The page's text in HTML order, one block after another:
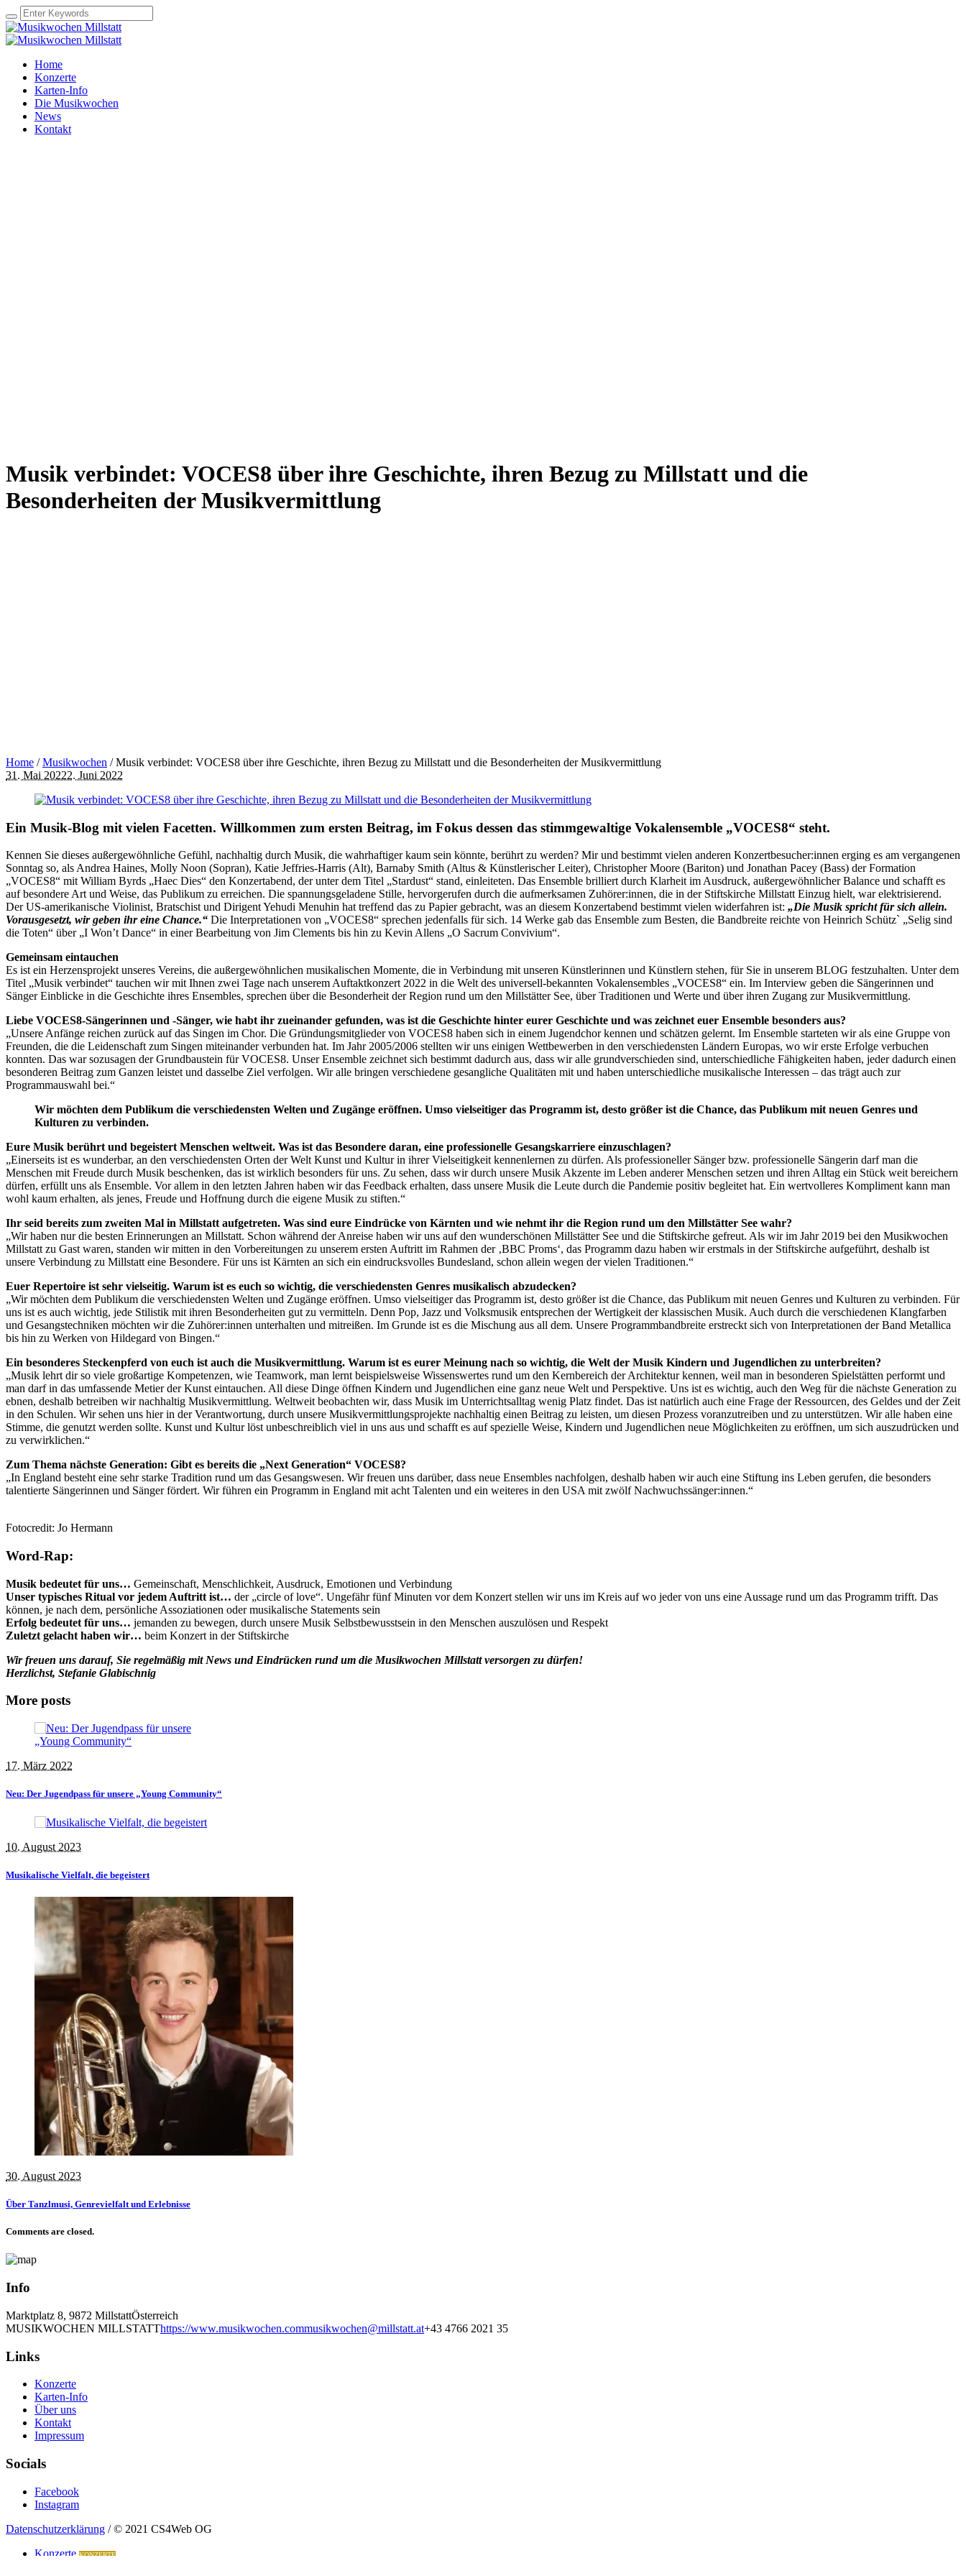
Home
Konzerte
Karten-Info
Die Musikwochen
News
Kontakt
Musik verbindet: VOCES8 über ihre Geschichte, ihren Bezug zu Millstatt und die
Besonderheiten der Musikvermittlung
Home /Musikwochen /Musik verbindet: VOCES8 über ihre Geschichte, ihren Bezug zu Millstatt und die Besonderheiten der Musikvermittlung
31. Mai 20222. Juni 2022
Ein Musik-Blog mit vielen Facetten. Willkommen zum ersten Beitrag, im Fokus dessen das stimmgewaltige Vokalensemble „VOCES8“ steht.
Kennen Sie dieses außergewöhnliche Gefühl, nachhaltig durch Musik, die wahrhaftiger kaum sein könnte, berührt zu werden? Mir und bestimmt vielen anderen Konzertbesucher:innen erging es am vergangenen
Sonntag so, als Andrea Haines, Molly Noon (Sopran), Katie Jeffries-Harris (Alt), Barnaby Smith (Altus & Künstlerischer Leiter), Christopher Moore (Bariton) und Jonathan Pacey (Bass) der Formation
„VOCES8“ mit William Byrds „Haec Dies“ den Konzertabend, der unter dem Titel „Stardust“ stand, einleiteten. Das Ensemble brilliert durch Klarheit im Ausdruck, außergewöhnlicher Balance und schafft es
auf besondere Art und Weise, das Publikum zu erreichen. Die spannungsgeladene Stille, hervorgerufen durch die aufmerksamen Zuhörer:innen, die in der Stiftskirche Millstatt Einzug hielt, war elektrisierend.
Der US-amerikanische Violinist, Bratschist und Dirigent Yehudi Menuhin hat treffend das zu Papier gebracht, was an diesem Konzertabend bestimmt vielen widerfahren ist: „Die Musik spricht für sich allein.
Vorausgesetzt, wir geben ihr eine Chance.“ Die Interpretationen von „VOCES8“ sprechen jedenfalls für sich. 14 Werke gab das Ensemble zum Besten, die Bandbreite reichte von Heinrich Schütz` „Selig sind
die Toten“ über „I Won’t Dance“ in einer Bearbeitung von Jim Clements bis hin zu Kevin Allens „O Sacrum Convivium“.
Gemeinsam eintauchen
Es ist ein Herzensprojekt unseres Vereins, die außergewöhnlichen musikalischen Momente, die in Verbindung mit unseren Künstlerinnen und Künstlern stehen, für Sie in unserem BLOG festzuhalten. Unter dem
Titel „Musik verbindet“ tauchen wir mit Ihnen zwei Tage nach unserem Auftaktkonzert 2022 in die Welt des universell-bekannten Vokalensembles „VOCES8“ ein. Im Interview geben die Sängerinnen und
Sänger Einblicke in die Geschichte ihres Ensembles, sprechen über die Besonderheit der Region rund um den Millstätter See, über Traditionen und Werte und über ihren Zugang zur Musikvermittlung.
Liebe VOCES8-Sängerinnen und -Sänger, wie habt ihr zueinander gefunden, was ist die Geschichte hinter eurer Geschichte und was zeichnet euer Ensemble besonders aus?
„Unsere Anfänge reichen zurück auf das Singen im Chor. Die Gründungsmitglieder von VOCES8 haben sich in einem Jugendchor kennen und schätzen gelernt. Im Ensemble starteten wir als eine Gruppe von
Freunden, die die Leidenschaft zum Singen miteinander verbunden hat. Im Jahr 2005/2006 stellten wir uns einigen Wettbewerben in den verschiedensten Ländern Europas, wo wir erste Erfolge verbuchen
konnten. Das war sozusagen der Grundbaustein für VOCES8. Unser Ensemble zeichnet sich bestimmt dadurch aus, dass wir alle grundverschieden sind, unterschiedliche Fähigkeiten haben, jeder dadurch einen
besonderen Beitrag zum Ganzen leistet und dasselbe Ziel verfolgen. Wir alle bringen verschiedene gesangliche Qualitäten mit und haben unterschiedliche musikalische Interessen – das trägt auch zur
Programmauswahl bei.“
Wir möchten dem Publikum die verschiedensten Welten und Zugänge eröffnen. Umso vielseitiger das Programm ist, desto größer ist die Chance, das Publikum mit neuen Genres und
Kulturen zu verbinden.
Eure Musik berührt und begeistert Menschen weltweit. Was ist das Besondere daran, eine professionelle Gesangskarriere einzuschlagen?
„Einerseits ist es wunderbar, an den verschiedensten Orten der Welt Kunst und Kultur in ihrer Vielseitigkeit kennenlernen zu dürfen. Als professioneller Sänger bzw. professionelle Sängerin darf man die
Menschen mit Freude durch Musik beschenken, das ist wirklich besonders für uns. Zu sehen, dass wir durch unsere Musik Akzente im Leben anderer Menschen setzen und ihren Alltag ein Stück weit bereichern
dürfen, erfüllt uns als Ensemble. Vor allem in den letzten Jahren haben wir das Feedback erhalten, dass unsere Musik die Leute durch die Pandemie positiv begleitet hat. Ein wertvolleres Kompliment kann man
wohl kaum erhalten, als jenes, Freude und Hoffnung durch die eigene Musik zu stiften.“
Ihr seid bereits zum zweiten Mal in Millstatt aufgetreten. Was sind eure Eindrücke von Kärnten und wie nehmt ihr die Region rund um den Millstätter See wahr?
„Wir haben nur die besten Erinnerungen an Millstatt. Schon während der Anreise haben wir uns auf den wunderschönen Millstätter See und die Stiftskirche gefreut. Als wir im Jahr 2019 bei den Musikwochen
Millstatt zu Gast waren, standen wir mitten in den Vorbereitungen zu unserem ersten Auftritt im Rahmen der ‚BBC Proms‘, das Programm dazu haben wir erstmals in der Stiftskirche aufgeführt, deshalb ist
unsere Verbindung zu Millstatt eine Besondere. Für uns ist Kärnten an sich ein eindrucksvolles Bundesland, schon allein wegen der vielen Traditionen.“
Euer Repertoire ist sehr vielseitig. Warum ist es euch so wichtig, die verschiedensten Genres musikalisch abzudecken?
„Wir möchten dem Publikum die verschiedensten Welten und Zugänge eröffnen. Umso vielseitiger das Programm ist, desto größer ist die Chance, das Publikum mit neuen Genres und Kulturen zu verbinden. Für
uns ist es auch wichtig, jede Stilistik mit ihren Besonderheiten gut zu vermitteln. Denn Pop, Jazz und Volksmusik entsprechen der Wertigkeit der klassischen Musik. Auch durch die verschiedenen Klangfarben
und Gesangstechniken möchten wir die Zuhörer:innen unterhalten und mitreißen. Im Grunde ist es die Mischung aus all dem. Unsere Programmbandbreite erstreckt sich von Interpretationen der Band Metallica
bis hin zu Werken von Hildegard von Bingen.“
Ein besonderes Steckenpferd von euch ist auch die Musikvermittlung. Warum ist es eurer Meinung nach so wichtig, die Welt der Musik Kindern und Jugendlichen zu unterbreiten?
„Musik lehrt dir so viele großartige Kompetenzen, wie Teamwork, man lernt beispielsweise Wissenswertes rund um den Kernbereich der Architektur kennen, weil man in besonderen Spielstätten performt und
man darf in das umfassende Metier der Kunst eintauchen. All diese Dinge öffnen Kindern und Jugendlichen eine ganz neue Welt und Perspektive. Uns ist es wichtig, auch den Weg für die nächste Generation zu
ebnen, deshalb betreiben wir nachhaltig Musikvermittlung. Weltweit beobachten wir, dass Musik im Unterrichtsalltag wenig Platz findet. Das ist natürlich auch eine Frage der Ressourcen, des Geldes und der Zeit
in den Schulen. Wir sehen uns hier in der Verantwortung, durch unsere Musikvermittlungsprojekte nachhaltig einen Beitrag zu leisten, um diesen Prozess voranzutreiben und zu unterstützen. Wir alle haben eine
Stimme, die genutzt werden sollte. Kunst und Kultur löst unbeschreiblich viel in uns aus und schafft es auf spezielle Weise, Kindern und Jugendlichen neue Möglichkeiten zu eröffnen, um sich auszudrücken und
zu verwirklichen.“
Zum Thema nächste Generation: Gibt es bereits die „Next Generation“ VOCES8?
„In England besteht eine sehr starke Tradition rund um das Gesangswesen. Wir freuen uns darüber, dass neue Ensembles nachfolgen, deshalb haben wir auch eine Stiftung ins Leben gerufen, die besonders
talentierte Sängerinnen und Sänger fördert. Wir führen ein Programm in England mit acht Talenten und ein weiteres in den USA mit zwölf Nachwuchssänger:innen.“
Fotocredit: Jo Hermann
Word-Rap:
Musik bedeutet für uns… Gemeinschaft, Menschlichkeit, Ausdruck, Emotionen und Verbindung
Unser typisches Ritual vor jedem Auftritt ist… der „circle of love“. Ungefähr fünf Minuten vor dem Konzert stellen wir uns im Kreis auf wo jeder von uns eine Aussage rund um das Programm trifft. Das
können, je nach dem, persönliche Assoziationen oder musikalische Statements sein
Erfolg bedeutet für uns… jemanden zu bewegen, durch unsere Musik Selbstbewusstsein in den Menschen auszulösen und Respekt
Zuletzt gelacht haben wir… beim Konzert in der Stiftskirche
Wir freuen uns darauf, Sie regelmäßig mit News und Eindrücken rund um die Musikwochen Millstatt versorgen zu dürfen!
Herzlichst, Stefanie Glabischnig
More posts
17. März 2022
Neu: Der Jugendpass für unsere „Young Community“
10. August 2023
Musikalische Vielfalt, die begeistert
30. August 2023
Über Tanzlmusi, Genrevielfalt und Erlebnisse
Comments are closed.
Info
Marktplatz 8, 9872 MillstattÖsterreich
MUSIKWOCHEN MILLSTATThttps://www.musikwochen.commusikwochen@millstatt.at+43 4766 2021 35
Links
Konzerte
Karten-Info
Über uns
Kontakt
Impressum
Socials
Facebook
Instagram
Datenschutzerklärung / © 2021 CS4Web OG
Konzerte KONZERTE